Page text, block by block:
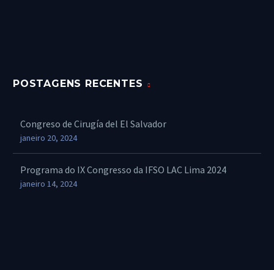
POSTAGENS RECENTES
Congreso de Cirugía del El Salvador
janeiro 20, 2024
Programa do IX Congresso da IFSO LAC Lima 2024
janeiro 14, 2024